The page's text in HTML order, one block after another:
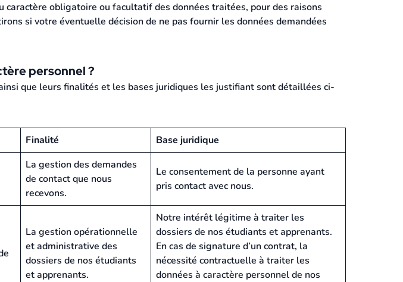
caractère obligatoire ou facultatif des données traitées, pour des raisons
si votre éventuelle décision de ne pas fournir les données demandées
personnel ?
que leurs finalités et les bases juridiques les justifiant sont détaillées ci-
Finalité Base juridique
La gestion des demandes
de contact que nous
recevons.
Le consentement de la personne ayant
pris contact avec nous.
La gestion opérationnelle
et administrative des
dossiers de nos étudiants
et apprenants.
Notre intérêt légitime à traiter les
dossiers de nos étudiants et apprenants.
En cas de signature d’un contrat, la
nécessité contractuelle à traiter les
données à caractère personnel de nos